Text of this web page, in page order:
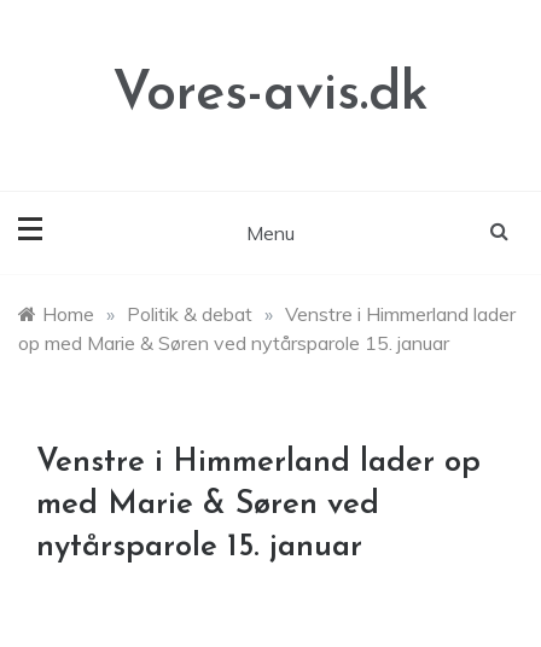
Vores-avis.dk
Menu
Home » Politik & debat » Venstre i Himmerland lader
op med Marie & Søren ved nytårsparole 15. januar
Venstre i Himmerland lader op
med Marie & Søren ved
nytårsparole 15. januar